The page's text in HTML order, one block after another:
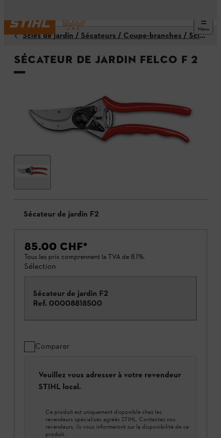
Menu
Scies de jardin / Sécateurs / Coupe-branches / Scies à branches
Sécateur de jardin FELCO F 2
Sécateur de jardin F2
85.00 CHF*
Tous les prix comprennent la TVA de 8.1%.
Sélection
Sécateur de jardin F2
Ref. 00008818500
Comparer
Veuillez vous adresser à votre revendeur
STIHL local.
Ce produit est uniquement disponible chez les
revendeurs spécialisés agréés STIHL. Contactez nos
revendeurs, ils vous informeront sur la disponibilité de ce
produit.